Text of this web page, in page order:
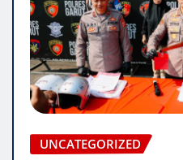
UNCATEGORIZED